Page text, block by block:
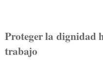
Proteger la dignidad
trabajo